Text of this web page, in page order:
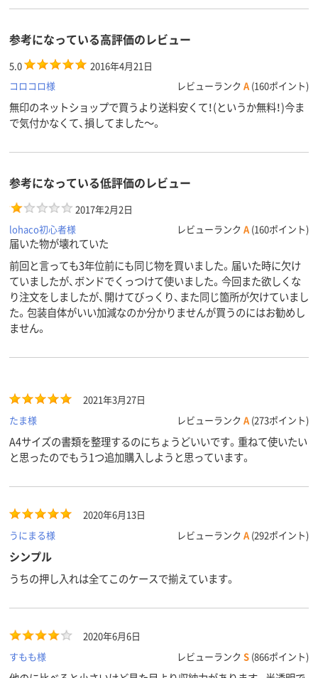
参考になっている高評価のレビュー
5.0
2016年4月21日
コロコロ様
レビューランク A (160ポイント)
無印のネットショップで買うより送料安くて！(というか無料！)今ま
で気付かなくて、損してました～。
参考になっている低評価のレビュー
2017年2月2日
lohaco初心者様
レビューランク A (160ポイント)
届いた物が壊れていた
前回と言っても3年位前にも同じ物を買いました。届いた時に欠け
ていましたが、ボンドでくっつけて使いました。今回また欲しくな
り注文をしましたが、開けてびっくり、また同じ箇所が欠けていまし
た。包装自体がいい加減なのか分かりませんが買うのにはお勧めし
ません。
2021年3月27日
たま様
レビューランク A (273ポイント)
A4サイズの書類を整理するのにちょうどいいです。重ねて使いたい
と思ったのでもう1つ追加購入しようと思っています。
2020年6月13日
うにまる様
レビューランク A (292ポイント)
シンプル
うちの押し入れは全てこのケースで揃えています。
2020年6月6日
すもも様
レビューランク S (866ポイント)